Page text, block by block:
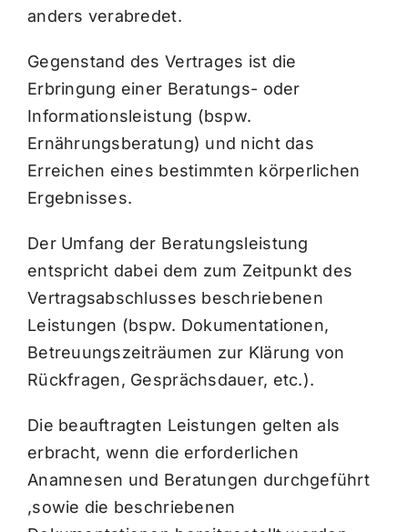
anders verabredet.
Gegenstand des Vertrages ist die
Erbringung einer Beratungs- oder
Informationsleistung (bspw.
Ernährungsberatung) und nicht das
Erreichen eines bestimmten körperlichen
Ergebnisses.
Der Umfang der Beratungsleistung
entspricht dabei dem zum Zeitpunkt des
Vertragsabschlusses beschriebenen
Leistungen (bspw. Dokumentationen,
Betreuungszeiträumen zur Klärung von
Rückfragen, Gesprächsdauer, etc.).
Die beauftragten Leistungen gelten als
erbracht, wenn die erforderlichen
Anamnesen und Beratungen durchgeführt
,sowie die beschriebenen